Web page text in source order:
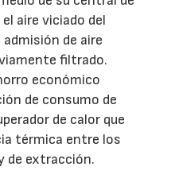
aire viciado del
de aire
filtrado.
económico
de consumo de
de calor que
térmica entre los
de extracción.